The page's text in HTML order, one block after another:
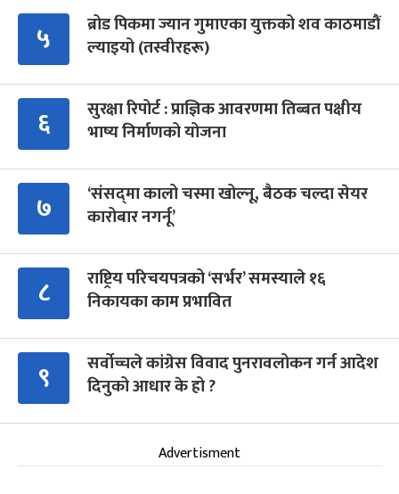
५
ब्रोड पिकमा ज्यान गुमाएका युक्तको शव काठमाडौं
ल्याइयो (तस्वीरहरू)
६
सुरक्षा रिपोर्ट : प्राज्ञिक आवरणमा तिब्बत पक्षीय
भाष्य निर्माणको योजना
७
‘संसद्‍मा कालो चस्मा खोल्नू, बैठक चल्दा सेयर
कारोबार नगर्नू’
८
राष्ट्रिय परिचयपत्रको ‘सर्भर’ समस्याले १६
निकायका काम प्रभावित
९
सर्वोच्चले कांग्रेस विवाद पुनरावलोकन गर्न आदेश
दिनुको आधार के हो ?
Advertisment